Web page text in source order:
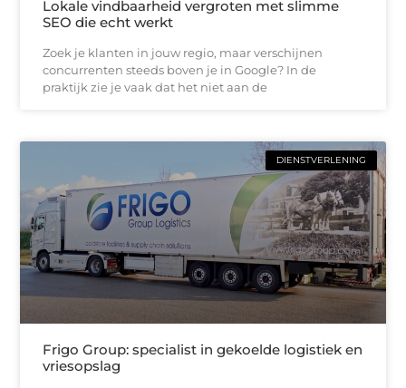
Lokale vindbaarheid vergroten met slimme
SEO die echt werkt
Zoek je klanten in jouw regio, maar verschijnen
concurrenten steeds boven je in Google? In de
praktijk zie je vaak dat het niet aan de
DIENSTVERLENING
Frigo Group: specialist in gekoelde logistiek en
vriesopslag